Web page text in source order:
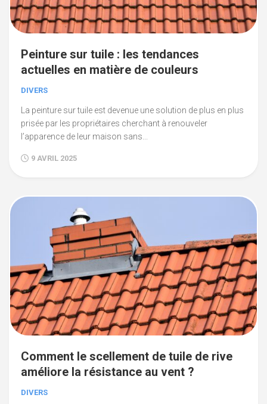
Peinture sur tuile : les tendances
actuelles en matière de couleurs
DIVERS
La peinture sur tuile est devenue une solution de plus en plus
prisée par les propriétaires cherchant à renouveler
l’apparence de leur maison sans...
9 AVRIL 2025
Comment le scellement de tuile de rive
améliore la résistance au vent ?
DIVERS